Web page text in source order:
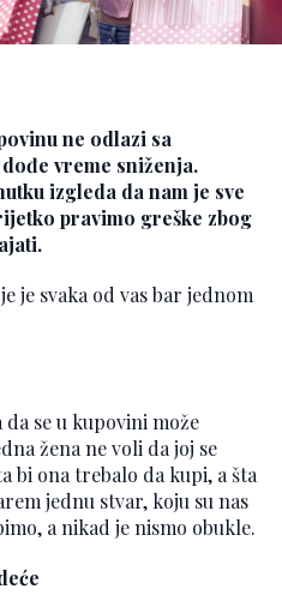
ne odlazi sa
vreme sniženja.
izgleda da nam je sve
pravimo greške zbog
je svaka od vas bar jednom
se u kupovini može
žena ne voli da joj se
bi ona trebalo da kupi, a šta
jednu stvar, koju su nas
a nikad je nismo obukle.